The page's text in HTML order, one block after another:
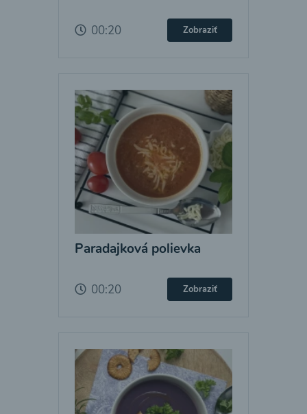
00:20 Zobraziť
Paradajková polievka
00:20 Zobraziť